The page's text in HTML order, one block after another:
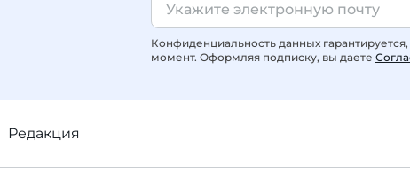
Конфиденциальность данных
момент. Оформляя подписку, вы даете
Редакция